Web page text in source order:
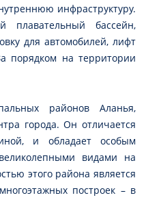
инфраструктуру.
плавательный бассейн,
для автомобилей, лифт
порядком на территории
районов Аланья,
города. Он отличается
и обладает особым
видами на
этого района является
построек – в